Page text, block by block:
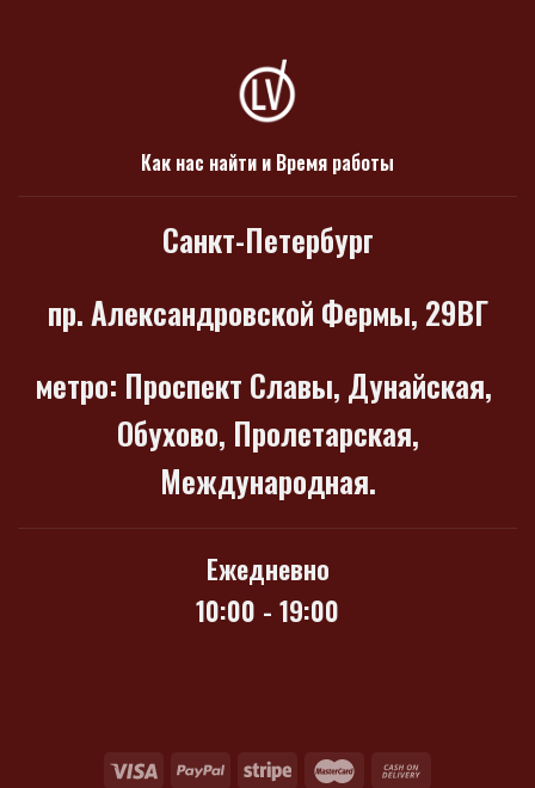
Как нас найти и Время работы
Санкт-Петербург
пр. Александровской Фермы, 29ВГ
метро: Проспект Славы, Дунайская,
Обухово, Пролетарская,
Международная.
Ежедневно
10:00 - 19:00